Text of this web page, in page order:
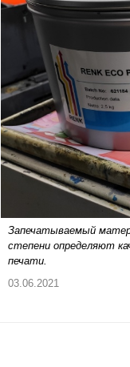
Запечатываемый
степени определяют
печати.
03.06.2021